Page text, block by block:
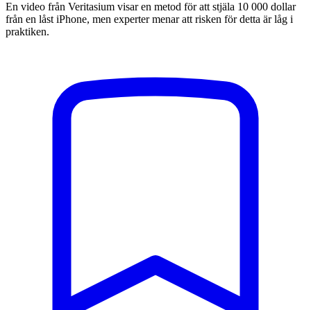
En video från Veritasium visar en metod för att stjäla 10 000 dollar
från en låst iPhone, men experter menar att risken för detta är låg i
praktiken.